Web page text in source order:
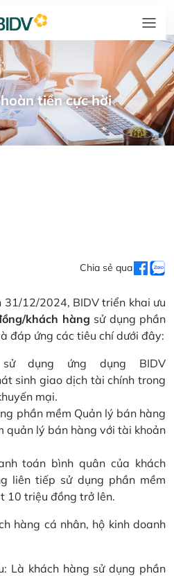
tiền cực hời
Chia sẻ qua
12/2024, BIDV triển khai ưu
khách hàng sử dụng phần
đáp ứng các tiêu chí dưới đây:
dụng ứng dụng BIDV
sinh giao dịch tài chính trong
mại.
phần mềm Quản lý bán hàng
quản lý bán hàng với tài khoản
toán bình quân của khách
liên tiếp sử dụng phần mềm
10 triệu đồng trở lên.
hàng cá nhân, hộ kinh doanh
Là khách hàng sử dụng phần